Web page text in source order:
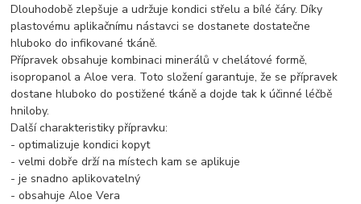
Dlouhodobě zlepšuje a udržuje kondici střelu a bílé čáry. Díky
plastovému aplikačnímu nástavci se dostanete dostatečne
hluboko do infikované tkáně.
Přípravek obsahuje kombinaci minerálů v chelátové formě,
isopropanol a Aloe vera. Toto složení garantuje, že se přípravek
dostane hluboko do postižené tkáně a dojde tak k účinné léčbě
hniloby.
Další charakteristiky přípravku:
- optimalizuje kondici kopyt
- velmi dobře drží na místech kam se aplikuje
- je snadno aplikovatelný
- obsahuje Aloe Vera